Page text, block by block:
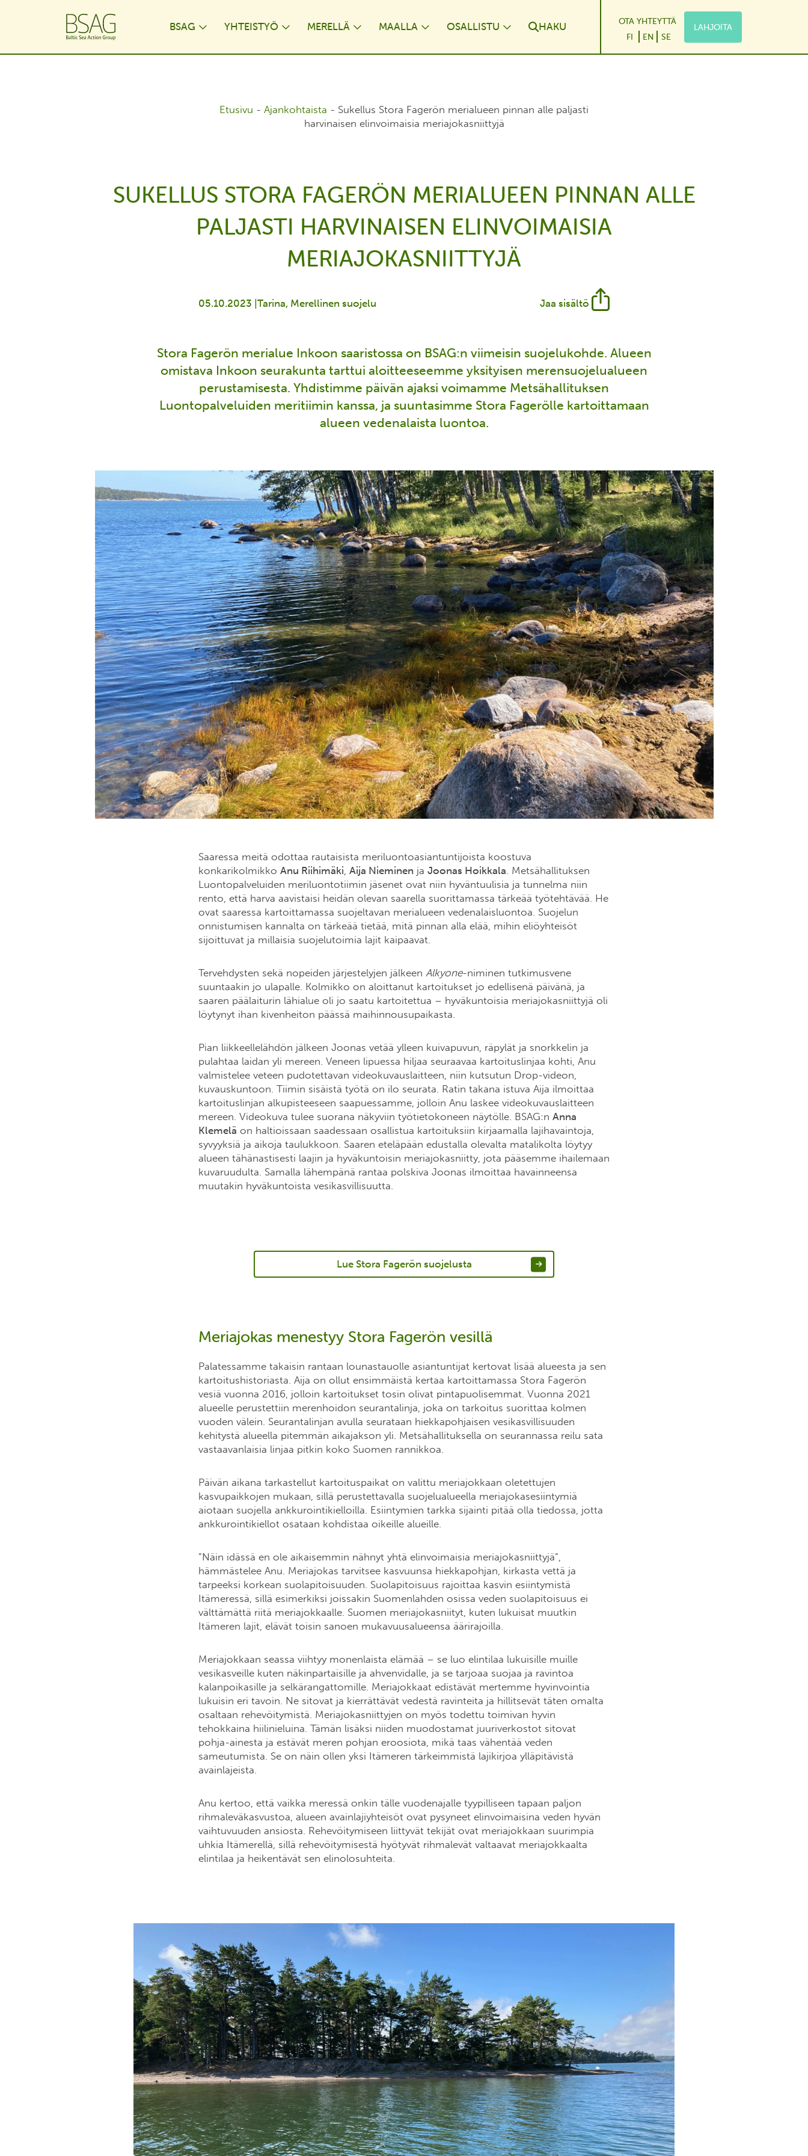
BSAG YHTEISTYÖ MERELLÄ MAALLA OSALLISTU
Toggle Dropdown
HAKU
FI EN SE
OTA YHTEYTTÄ
LAHJOITA
Etusivu - Ajankohtaista - Sukellus Stora Fagerön merialueen pinnan alle paljasti
harvinaisen elinvoimaisia meriajokasniittyjä
SUKELLUS STORA FAGERÖN MERIALUEEN PINNAN ALLE
PALJASTI HARVINAISEN ELINVOIMAISIA
MERIAJOKASNIITTYJÄ
05.10.2023 | Tarina Merellinen suojelu Jaa sisältö
Stora Fagerön merialue Inkoon saaristossa on BSAG:n viimeisin suojelukohde. Alueen
omistava Inkoon seurakunta tarttui aloitteeseemme yksityisen merensuojelualueen
perustamisesta. Yhdistimme päivän ajaksi voimamme Metsähallituksen
Luontopalveluiden meritiimin kanssa, ja suuntasimme Stora Fagerölle kartoittamaan
alueen vedenalaista luontoa.
Saaressa meitä odottaa rautaisista meriluontoasiantuntijoista koostuva
konkarikolmikko Anu Riihimäki, Aija Nieminen ja Joonas Hoikkala. Metsähallituksen
Luontopalveluiden meriluontotiimin jäsenet ovat niin hyväntuulisia ja tunnelma niin
rento, että harva aavistaisi heidän olevan saarella suorittamassa tärkeää työtehtävää. He
ovat saaressa kartoittamassa suojeltavan merialueen vedenalaisluontoa. Suojelun
onnistumisen kannalta on tärkeää tietää, mitä pinnan alla elää, mihin eliöyhteisöt
sijoittuvat ja millaisia suojelutoimia lajit kaipaavat.
Tervehdysten sekä nopeiden järjestelyjen jälkeen Alkyone-niminen tutkimusvene
suuntaakin jo ulapalle. Kolmikko on aloittanut kartoitukset jo edellisenä päivänä, ja
saaren päälaiturin lähialue oli jo saatu kartoitettua – hyväkuntoisia meriajokasniittyjä oli
löytynyt ihan kivenheiton päässä maihinnousupaikasta.
Pian liikkeellelähdön jälkeen Joonas vetää ylleen kuivapuvun, räpylät ja snorkkelin ja
pulahtaa laidan yli mereen. Veneen lipuessa hiljaa seuraavaa kartoituslinjaa kohti, Anu
valmistelee veteen pudotettavan videokuvauslaitteen, niin kutsutun Drop-videon,
kuvauskuntoon. Tiimin sisäistä työtä on ilo seurata. Ratin takana istuva Aija ilmoittaa
kartoituslinjan alkupisteeseen saapuessamme, jolloin Anu laskee videokuvauslaitteen
mereen. Videokuva tulee suorana näkyviin työtietokoneen näytölle. BSAG:n Anna
Klemelä on haltioissaan saadessaan osallistua kartoituksiin kirjaamalla lajihavaintoja,
syvyyksiä ja aikoja taulukkoon. Saaren eteläpään edustalla olevalta matalikolta löytyy
alueen tähänastisesti laajin ja hyväkuntoisin meriajokasniitty, jota pääsemme ihailemaan
kuvaruudulta. Samalla lähempänä rantaa polskiva Joonas ilmoittaa havainneensa
muutakin hyväkuntoista vesikasvillisuutta.
Lue Stora Fagerön suojelusta
Meriajokas menestyy Stora Fagerön vesillä
Palatessamme takaisin rantaan lounastauolle asiantuntijat kertovat lisää alueesta ja sen
kartoitushistoriasta. Aija on ollut ensimmäistä kertaa kartoittamassa Stora Fagerön
vesiä vuonna 2016, jolloin kartoitukset tosin olivat pintapuolisemmat. Vuonna 2021
alueelle perustettiin merenhoidon seurantalinja, joka on tarkoitus suorittaa kolmen
vuoden välein. Seurantalinjan avulla seurataan hiekkapohjaisen vesikasvillisuuden
kehitystä alueella pitemmän aikajakson yli. Metsähallituksella on seurannassa reilu sata
vastaavanlaisia linjaa pitkin koko Suomen rannikkoa.
Päivän aikana tarkastellut kartoituspaikat on valittu meriajokkaan oletettujen
kasvupaikkojen mukaan, sillä perustettavalla suojelualueella meriajokasesiintymiä
aiotaan suojella ankkurointikielloilla. Esiintymien tarkka sijainti pitää olla tiedossa, jotta
ankkurointikiellot osataan kohdistaa oikeille alueille.
”Näin idässä en ole aikaisemmin nähnyt yhtä elinvoimaisia meriajokasniittyjä”,
hämmästelee Anu. Meriajokas tarvitsee kasvuunsa hiekkapohjan, kirkasta vettä ja
tarpeeksi korkean suolapitoisuuden. Suolapitoisuus rajoittaa kasvin esiintymistä
Itämeressä, sillä esimerkiksi joissakin Suomenlahden osissa veden suolapitoisuus ei
välttämättä riitä meriajokkaalle. Suomen meriajokasniityt, kuten lukuisat muutkin
Itämeren lajit, elävät toisin sanoen mukavuusalueensa äärirajoilla.
Meriajokkaan seassa viihtyy monenlaista elämää – se luo elintilaa lukuisille muille
vesikasveille kuten näkinpartaisille ja ahvenvidalle, ja se tarjoaa suojaa ja ravintoa
kalanpoikasille ja selkärangattomille. Meriajokkaat edistävät mertemme hyvinvointia
lukuisin eri tavoin. Ne sitovat ja kierrättävät vedestä ravinteita ja hillitsevät täten omalta
osaltaan rehevöitymistä. Meriajokasniittyjen on myös todettu toimivan hyvin
tehokkaina hiilinieluina. Tämän lisäksi niiden muodostamat juuriverkostot sitovat
pohja-ainesta ja estävät meren pohjan eroosiota, mikä taas vähentää veden
sameutumista. Se on näin ollen yksi Itämeren tärkeimmistä lajikirjoa ylläpitävistä
avainlajeista.
Anu kertoo, että vaikka meressä onkin tälle vuodenajalle tyypilliseen tapaan paljon
rihmaleväkasvustoa, alueen avainlajiyhteisöt ovat pysyneet elinvoimaisina veden hyvän
vaihtuvuuden ansiosta. Rehevöitymiseen liittyvät tekijät ovat meriajokkaan suurimpia
uhkia Itämerellä, sillä rehevöitymisestä hyötyvät rihmalevät valtaavat meriajokkaalta
elintilaa ja heikentävät sen elinolosuhteita.